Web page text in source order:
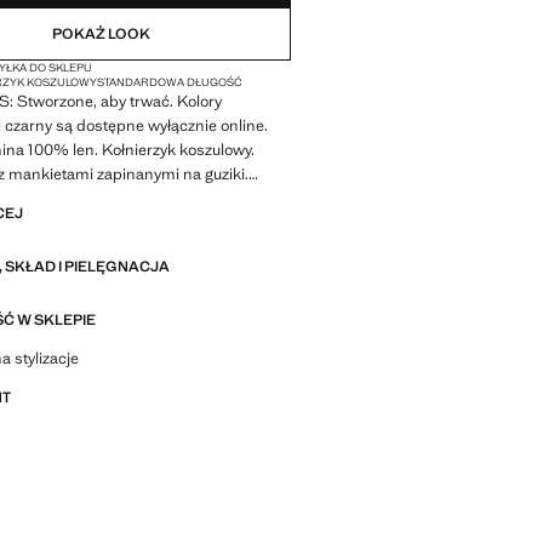
POKAŻ LOOK
DO SKLEPU
KOSZULOWYSTANDARDOWA DŁUGOŚĆ
Stworzone, aby trwać. Kolory
są dostępne wyłącznie online.
100% len. Kołnierzyk koszulowy.
mankietami zapinanymi na guziki.
Mango
Made to last. Zwiększyliśmy nasze
naszych ubrań. Zaprojektowane z
uniwersalne i ponadczasowe
SKŁAD I PIELĘGNACJA
W SKLEPIE
ubrania i trendy
stylizacje